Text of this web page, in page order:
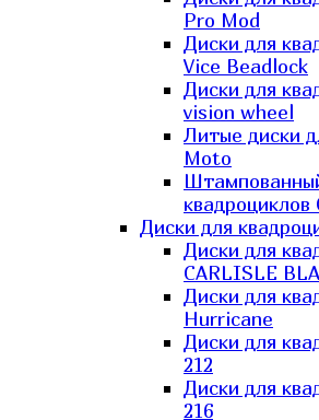
Pro Mod
Диски для
Vice Beadlock
Диски для
vision wheel
Литые диски
Moto
квадроциклов
Диски для
Диски для
CARLISLE
Диски для
Hurricane
Диски для
212
Диски для
216